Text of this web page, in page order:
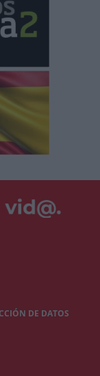
DE DATOS